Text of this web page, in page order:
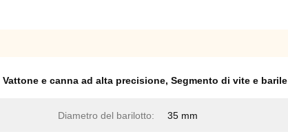
Vattone e canna ad alta precisione, Segmento di vite e barile
Diametro del barilotto: 35 mm